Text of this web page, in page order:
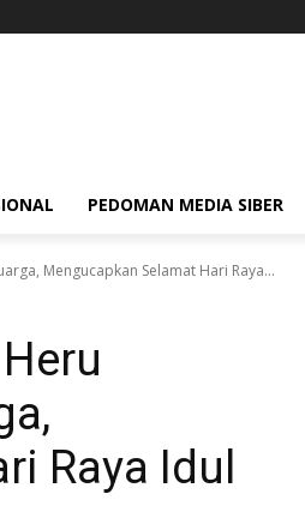
PEDOMAN MEDIA SIBER
Mengucapkan Selamat Hari Raya...
Raya Idul